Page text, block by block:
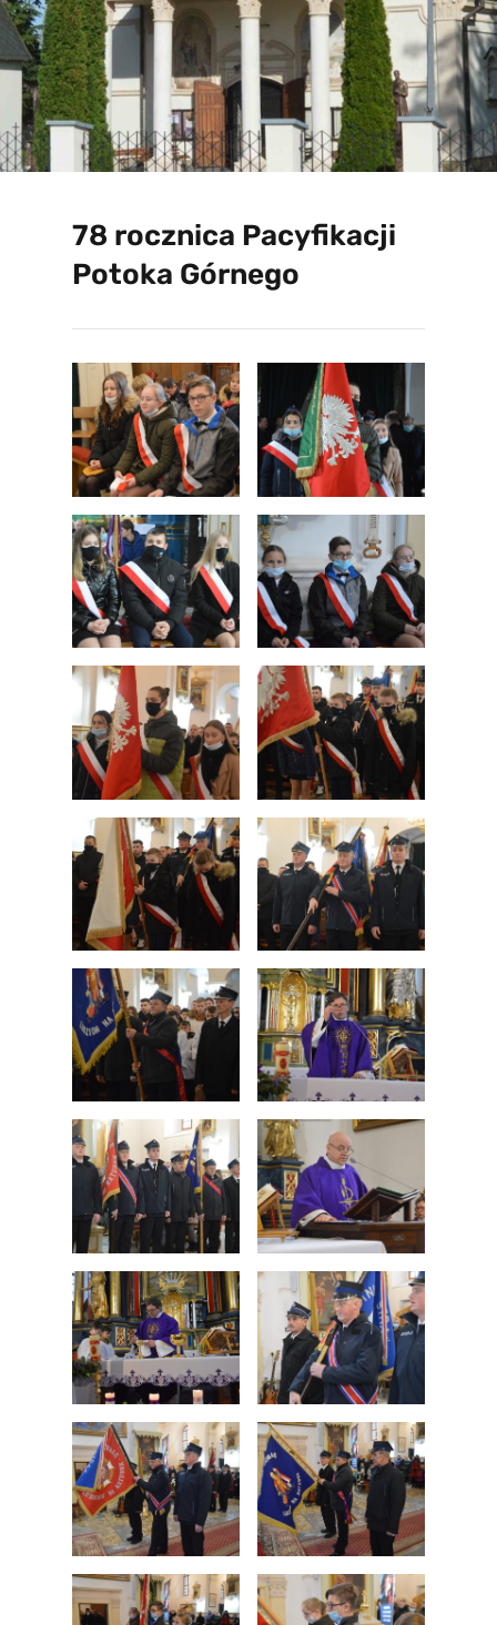
78 rocznica Pacyfikacji
Potoka Górnego